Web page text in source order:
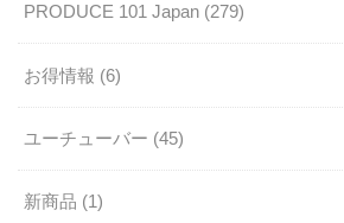
PRODUCE 101 Japan (279)
お得情報 (6)
ユーチューバー (45)
新商品 (1)